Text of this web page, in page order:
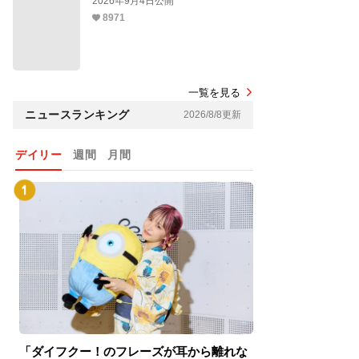
8971
一覧を見る
ニュースランキング 2026/8/8更新
デイリー 週間 月間
「ダイフクー！のフレーズが耳から離れな